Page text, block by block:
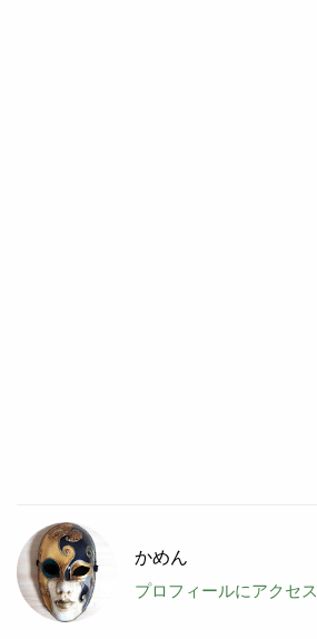
かめん
プロフィールにアクセス